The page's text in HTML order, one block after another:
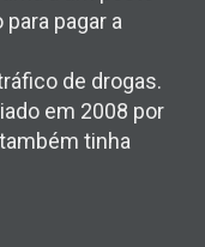
pagar a
de drogas.
em 2008 por
tinha